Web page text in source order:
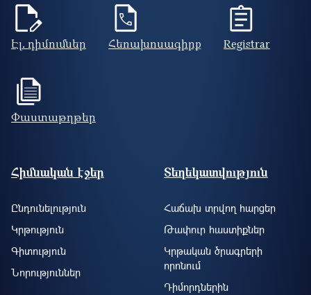
Էլ. դիմումներ Հեռախոսագիրք Registrar
Փաստաթղթեր
Footer site information
Հիմնական էջեր
Ընդունելություն
Կրթություն
Գիտություն
Նորություններ
Տեղեկատվություն
Հաճախ տրվող հարցեր
Թափուր հաստիքներ
Կրթական ծրագրերի
որոնում
Դիմորդներին